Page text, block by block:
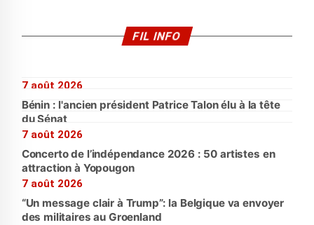
FIL INFO
7 août 2026
Bénin : l'ancien président Patrice Talon élu à la tête
du Sénat
7 août 2026
Concerto de l’indépendance 2026 : 50 artistes en
attraction à Yopougon
7 août 2026
“Un message clair à Trump”: la Belgique va envoyer
des militaires au Groenland